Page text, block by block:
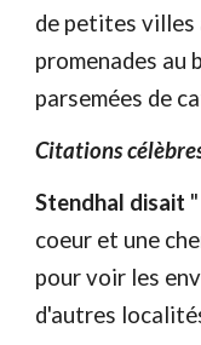
de petites villes
promenades au
parsemées de
Citations
Stendhal disait
coeur et une
pour voir les
d'autres